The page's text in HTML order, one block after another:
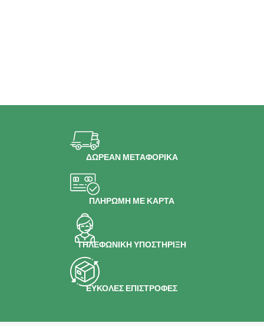
ΔΩΡΕΑΝ ΜΕΤΑΦΟΡΙΚΑ
ΠΛΗΡΩΜΗ ΜΕ ΚΑΡΤΑ
ΤΗΛΕΦΩΝΙΚΗ ΥΠΟΣΤΗΡΙΞΗ
ΕΥΚΟΛΕΣ ΕΠΙΣΤΡΟΦΕΣ